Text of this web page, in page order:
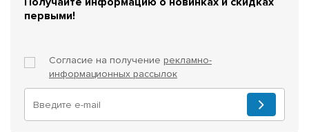
первыми!
Согласие на получение рекламно-
информационных рассылок